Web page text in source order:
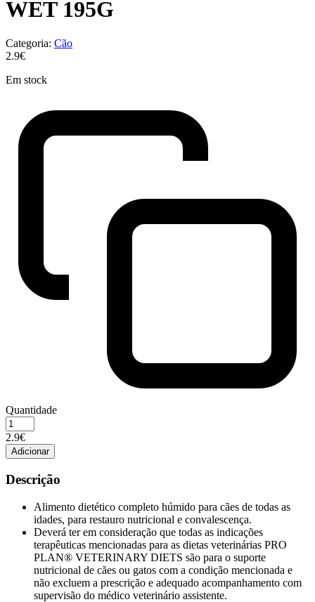
WET 195G
Categoria: Cão
2.9€
Em stock
Quantidade
Quantidade
de
PPVD
CANINE
E
FELINE
WET
2.9€
Adicionar
Descrição
Alimento dietético completo húmido para cães de todas as
idades, para restauro nutricional e convalescença.
Deverá ter em consideração que todas as indicações
terapêuticas mencionadas para as dietas veterinárias PRO
PLAN® VETERINARY DIETS são para o suporte
nutricional de cães ou gatos com a condição mencionada e
não excluem a prescrição e adequado acompanhamento com
supervisão do médico veterinário assistente.